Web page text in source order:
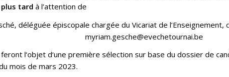
tard à l’attention de
déléguée épiscopale chargée du Vicariat de l’Enseignement,
myriam.gesche@evechetournai.be
l‘objet d‘une première sélection sur base du dossier de
mois de mars 2023.